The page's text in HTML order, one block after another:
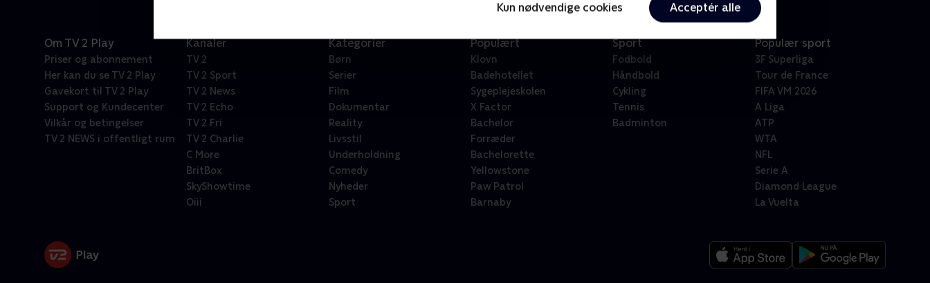
Kun nødvendige cookies Acceptér alle
Om TV 2 Play
Priser og abonnement
Her kan du se TV 2 Play
Gavekort til TV 2 Play
Support og Kundecenter
Vilkår og betingelser
TV 2 NEWS i offentligt rum
Kanaler
TV 2
TV 2 Sport
TV 2 News
TV 2 Echo
TV 2 Fri
TV 2 Charlie
C More
BritBox
SkyShowtime
Oiii
Kategorier
Børn
Serier
Film
Dokumentar
Reality
Livsstil
Underholdning
Comedy
Nyheder
Sport
Populært
Klovn
Badehotellet
Sygeplejeskolen
X Factor
Bachelor
Forræder
Bachelorette
Yellowstone
Paw Patrol
Barnaby
Sport
Fodbold
Håndbold
Cykling
Tennis
Badminton
Populær sport
3F Superliga
Tour de France
FIFA VM 2026
A Liga
ATP
WTA
NFL
Serie A
Diamond League
La Vuelta